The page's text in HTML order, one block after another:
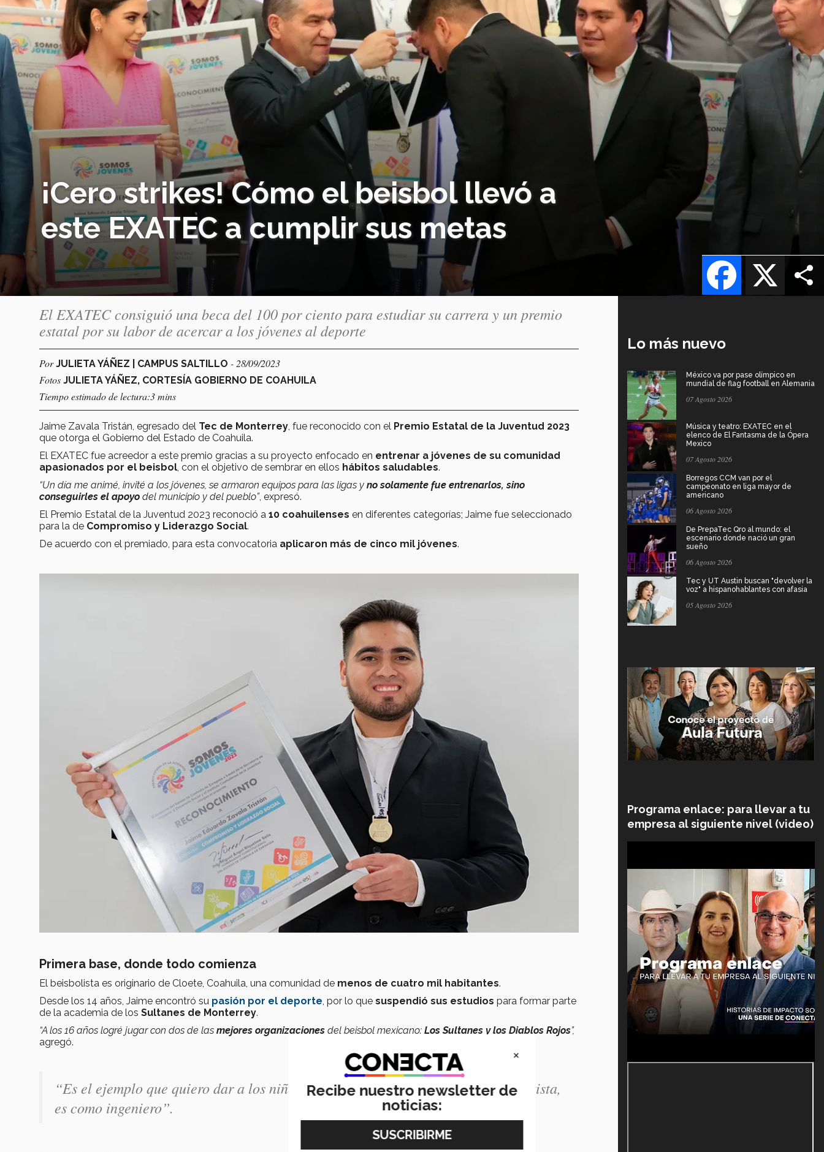
¡Cero strikes! Cómo el beisbol llevó a
este EXATEC a cumplir sus metas
X
Facebook
El EXATEC consiguió una beca del 100 por ciento para estudiar su carrera y un premio
estatal por su labor de acercar a los jóvenes al deporte
PorJULIETA YÁÑEZ | CAMPUS SALTILLO - 28/09/2023
Fotos JULIETA YÁÑEZ, CORTESÍA GOBIERNO DE COAHUILA
Tiempo estimado de lectura:3 mins
Jaime Zavala Tristán, egresado del Tec de Monterrey , fue reconocido con el Premio Estatal de la Juventud 2023
que otorga el Gobierno del Estado de Coahuila.
El EXATEC fue acreedor a este premio gracias a su proyecto enfocado en entrenar a jóvenes de su comunidad
apasionados por el beisbol , con el objetivo de sembrar en ellos hábitos saludables.
“Un día me animé, invité a los jóvenes, se armaron equipos para las ligas y no solamente fue entrenarlos, sino
conseguirles el apoyo del municipio y del pueblo”, expresó.
El Premio Estatal de la Juventud 2023 reconoció a 10 coahuilenses en diferentes categorías; Jaime fue seleccionado
para la de Compromiso y Liderazgo Social.
De acuerdo con el premiado, para esta convocatoria aplicaron más de cinco mil jóvenes.
Primera base, donde todo comienza
El beisbolista es originario de Cloete, Coahuila, una comunidad de menos de cuatro mil habitantes.
Desde los 14 años, Jaime encontró su pasión por el deporte, por lo que suspendió sus estudios para formar parte
de la academia de los Sultanes de Monterrey.
“A los 16 años logré jugar con dos de las mejores organizaciones del beisbol mexicano: Los Sultanes y los Diablos Rojos”,
agregó.
“Es el ejemplo que quiero dar a los niños de mi comunidad, si no es como deportista,
es como ingeniero”.
Lo más nuevo
México va por pase olímpico en
mundial de flag football en Alemania
07 Agosto 2026
Música y teatro: EXATEC en el
elenco de El Fantasma de la Ópera
Mexico
07 Agosto 2026
Borregos CCM van por el
campeonato en liga mayor de
americano
06 Agosto 2026
De PrepaTec Qro al mundo: el
escenario donde nació un gran
sueño
06 Agosto 2026
Tec y UT Austin buscan "devolver la
voz" a hispanohablantes con afasia
05 Agosto 2026
Programa enlace: para llevar a tu
empresa al siguiente nivel (video)
×
Recibe nuestro newsletter de
noticias: